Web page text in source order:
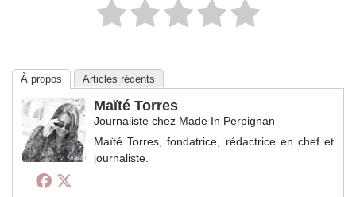
À propos Articles récents
Maïté Torres
Journaliste chez Made In Perpignan
Maïté Torres, fondatrice, rédactrice en chef et
journaliste.